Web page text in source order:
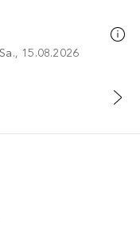
15.08.2026